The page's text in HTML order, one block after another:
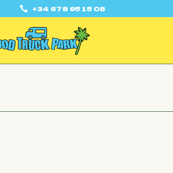
+34 678 95 15 08